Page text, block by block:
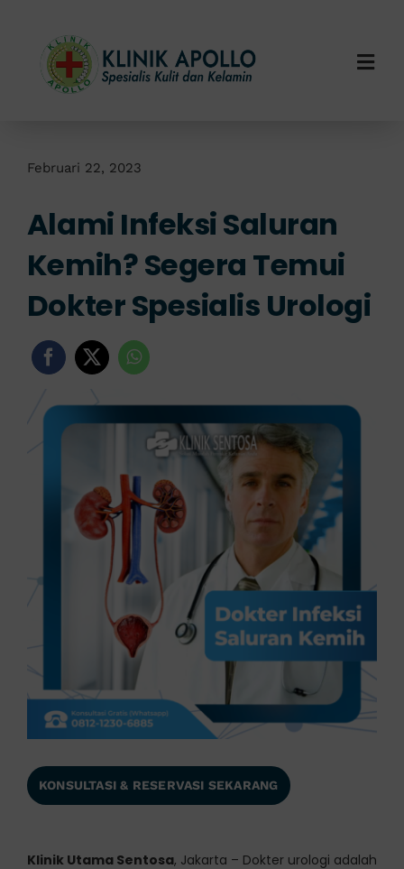
content
Layanan Kami
Info Klinik
Februari 22, 2023
Alami Infeksi Saluran
Kemih? Segera Temui
Dokter Spesialis Urologi
KONSULTASI & RESERVASI SEKARANG
Klinik Utama Sentosa, Jakarta – Dokter urologi adalah